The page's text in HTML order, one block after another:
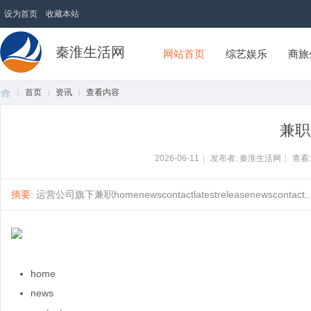
设为首页 收藏本站
秦淮生活网 网站首页 综艺娱乐 商
首页 资讯 查看内容
兼职
2026-06-11 发布者: 秦淮生活网 查
摘要: 运营公司旗下兼职
home
news